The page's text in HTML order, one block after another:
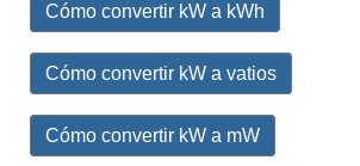
Cómo convertir kW a kWh
Cómo convertir kW a vatios
Cómo convertir kW a mW